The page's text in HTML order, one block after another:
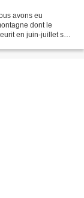
avons eu
dont le
en juin-juillet se